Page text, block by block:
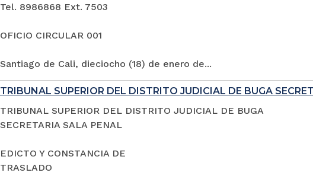
Tel. 8986868 Ext. 7503
OFICIO CIRCULAR 001
Santiago de Cali, dieciocho (18) de enero de...
TRIBUNAL SUPERIOR DEL DISTRITO JUDICIAL DE BUGA
TRIBUNAL SUPERIOR DEL DISTRITO JUDICIAL DE BUGA
SECRETARIA SALA PENAL
EDICTO Y CONSTANCIA DE
TRASLADO